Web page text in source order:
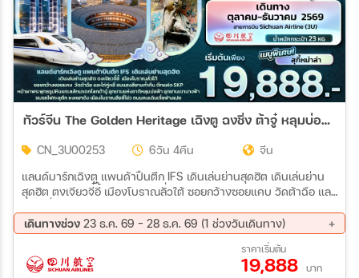
ทัวร์จีน The Golden Heritage เฉิงตู ฉงชิ่ง ต้าจู๋ หลุมบ่อฟ้า เขานางฟ้า นั่งรถไฟความเร็วสูง 6วัน 4คืน (3U)
CN_3U00253 6วัน 4คืน
จีน
แลนด์มาร์กเฉิงตู แพนด้าปืนตึก IFS เดินเล่นย่านสุดฮิต เดินเล่นย่าน
สุดฮิต ตงเจียวจี๋อี้ เมืองโบราณลั่วใต้ ซอยกว้างซอยแคบ วัดต้าฉือ และ
สลักมรดกโลกต้าจู๋ อุทยานแห่งชาติหลุมบ่อฟ้า อุทยานเขานางฟ้า ชม
รถไฟทะลุตึก หงหยาตัง เมืองโบราณสือซี่โข่ว ถนนคนเดินเจี่ยฟ่างเปย
เดินทางช่วง 23 ธ.ค. 69 - 28 ธ.ค. 69 (1 ช่วงวันเดินทาง)
ราคาเริ่มต้น
19,888 บาท